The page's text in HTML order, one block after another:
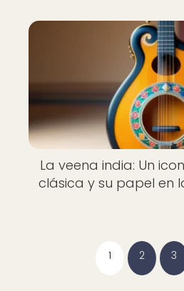
La veena india: Un
clásica y su papel en
1 2 3